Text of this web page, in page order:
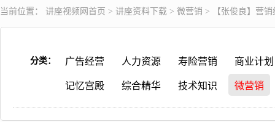
当前位置： 讲座视频 网首页 > 讲座资料下载 > 微营销 > 【张俊良】营
分类： 广告经营 人力资源 寿险营销 商业计划
记忆宫殿 综合精华 技术知识 微营销